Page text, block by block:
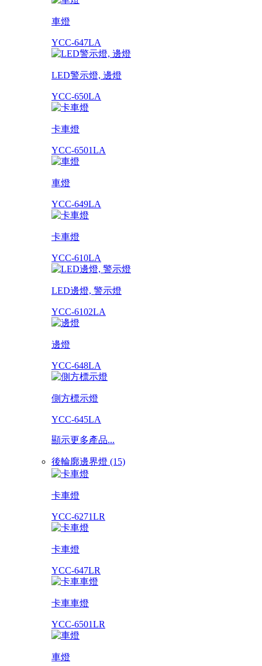
車燈
YCC-647LA
LED警示燈, 邊燈
YCC-650LA
卡車燈
YCC-6501LA
車燈
YCC-649LA
卡車燈
YCC-610LA
LED邊燈, 警示燈
YCC-6102LA
邊燈
YCC-648LA
側方標示燈
YCC-645LA
顯示更多產品...
後輪廓邊界燈 (15)
卡車燈
YCC-6271LR
卡車燈
YCC-647LR
卡車車燈
YCC-6501LR
車燈